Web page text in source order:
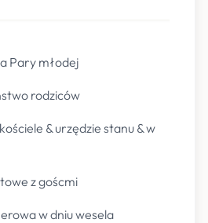
Pary młodej
rodziców
& urzędzie stanu & w
z goścmi
w dniu wesela